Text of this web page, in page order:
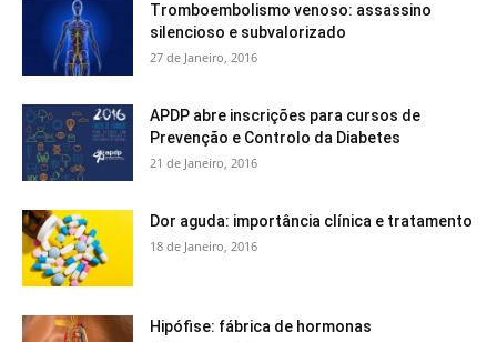
Tromboembolismo venoso: assassino
silencioso e subvalorizado
27 de Janeiro, 2016
APDP abre inscrições para cursos de
Prevenção e Controlo da Diabetes
21 de Janeiro, 2016
Dor aguda: importância clínica e tratamento
18 de Janeiro, 2016
Hipófise: fábrica de hormonas